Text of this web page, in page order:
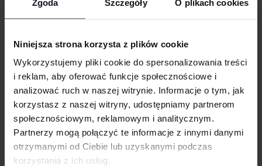
Zgoda Szczegóły O plikach cookies
Niniejsza strona korzysta z plików cookie
Wykorzystujemy pliki cookie do spersonalizowania treści
i reklam, aby oferować funkcje społecznościowe i
analizować ruch w naszej witrynie. Informacje o tym, jak
korzystasz z naszej witryny, udostępniamy partnerom
społecznościowym, reklamowym i analitycznym.
Partnerzy mogą połączyć te informacje z innymi danymi
otrzymanymi od Ciebie lub uzyskanymi podczas
korzystania z ich usług.
Fason z wszywanymi rękawami
Odrywana metka
Miękka, gładka tkanina
GRAMATURA I SKŁAD
CERTYFIKATY
TECHNIKI ZDOBIENIA
W:
UWAGI
ANULUJ